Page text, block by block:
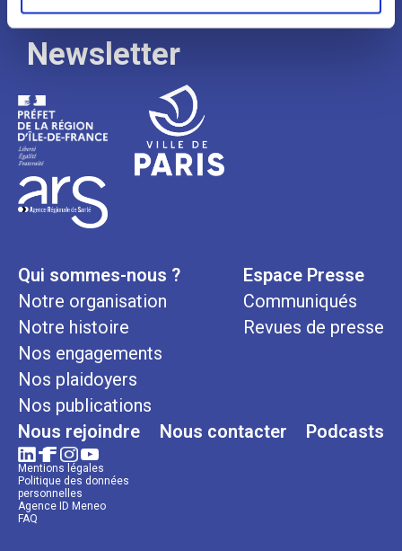
Newsletter
Qui sommes-nous ?
Notre organisation
Notre histoire
Nos engagements
Nos plaidoyers
Nos publications
Espace Presse
Communiqués
Revues de presse
Nous rejoindre Nous contacter Podcasts
Mentions légales
Politique des données
personnelles
Agence ID Meneo
FAQ